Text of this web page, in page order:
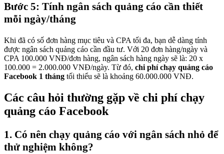
Bước 5: Tính ngân sách quảng cáo cần thiết
mỗi ngày/tháng
Khi đã có số đơn hàng mục tiêu và CPA tối đa, bạn dễ dàng tính
được ngân sách quảng cáo cần đầu tư. Với 20 đơn hàng/ngày và
CPA 100.000 VNĐ/đơn hàng, ngân sách hàng ngày sẽ là: 20 x
100.000 = 2.000.000 VNĐ/ngày. Từ đó, chi phí chạy quảng cáo
Facebook 1 tháng tối thiểu sẽ là khoảng 60.000.000 VNĐ.
Các câu hỏi thường gặp về chi phí chạy
quảng cáo Facebook
1. Có nên chạy quảng cáo với ngân sách nhỏ để
thử nghiệm không?